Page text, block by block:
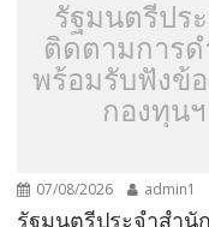
รัฐมนตรีปร
ติดตามการ
พร้อมรับฟังข้
กองทุน
07/08/2026 admin1
รัฐมนตรีประจำสำนั